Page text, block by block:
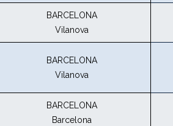
BARCELONA
Vilanova
BARCELONA
Vilanova
BARCELONA
Barcelona